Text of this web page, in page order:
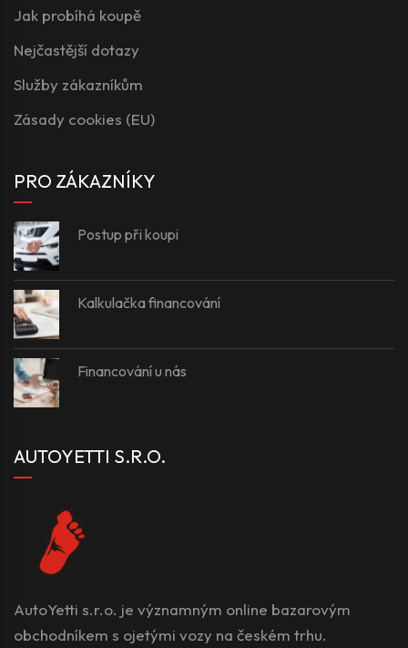
Jak probíhá koupě
Nejčastější dotazy
Služby zákazníkům
Zásady cookies (EU)
PRO ZÁKAZNÍKY
Postup při koupi
Kalkulačka financování
Financování u nás
AUTOYETTI S.R.O.
AutoYetti s.r.o. je významným online bazarovým
obchodníkem s ojetými vozy na českém trhu.